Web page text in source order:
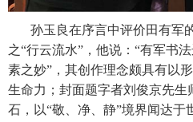
孙玉良在序言中评价田有军
之“行云流水”，他说：“有军书
素之妙”，其创作理念颇具有以
生命力；封面题字者刘俊京先生
石，以“敬、净、静”境界闻达于